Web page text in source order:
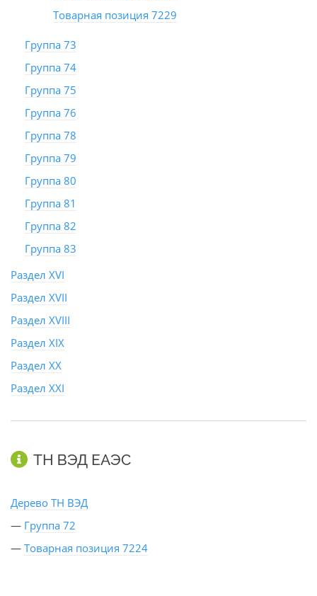
Товарная позиция 7229
Группа 73
Группа 74
Группа 75
Группа 76
Группа 78
Группа 79
Группа 80
Группа 81
Группа 82
Группа 83
Раздел XVI
Раздел XVII
Раздел XVIII
Раздел XIX
Раздел XX
Раздел XXI
ТН ВЭД ЕАЭС
Дерево ТН ВЭД
— Группа 72
— Товарная позиция 7224